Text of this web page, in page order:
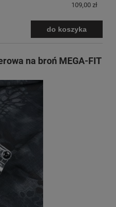
109,00 zł
do koszyka
na broń MEGA-FIT